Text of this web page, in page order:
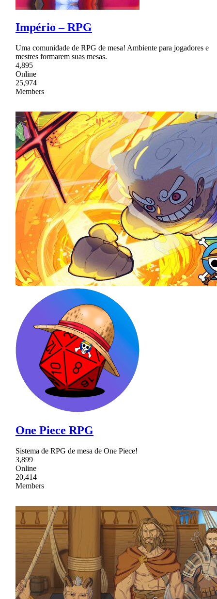
Império – RPG
Uma comunidade de RPG de mesa! Ambiente para jogadores e
mestres formarem suas mesas.
4,895
Online
25,974
Members
One Piece RPG
Sistema de RPG de mesa de One Piece!
3,899
Online
20,414
Members